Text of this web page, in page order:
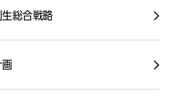
総合戦略
画